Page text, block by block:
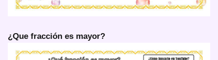
¿Que fracción es mayor?